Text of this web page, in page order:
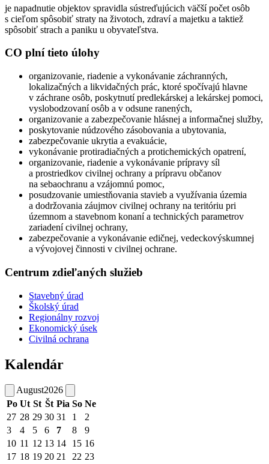
je napadnutie objektov spravidla sústreďujúcich väčší počet osôb
s cieľom spôsobiť straty na životoch, zdraví a majetku a taktiež
spôsobiť strach a paniku u obyvateľstva.
CO plní tieto úlohy
organizovanie, riadenie a vykonávanie záchranných,
lokalizačných a likvidačných prác, ktoré spočívajú hlavne
v záchrane osôb, poskytnutí predlekárskej a lekárskej pomoci,
vyslobodzovaní osôb a v odsune ranených,
organizovanie a zabezpečovanie hlásnej a informačnej služby,
poskytovanie núdzového zásobovania a ubytovania,
zabezpečovanie ukrytia a evakuácie,
vykonávanie protiradiačných a protichemických opatrení,
organizovanie, riadenie a vykonávanie prípravy síl
a prostriedkov civilnej ochrany a prípravu občanov
na sebaochranu a vzájomnú pomoc,
posudzovanie umiestňovania stavieb a využívania územia
a dodržovania záujmov civilnej ochrany na teritóriu pri
územnom a stavebnom konaní a technických parametrov
zariadení civilnej ochrany,
zabezpečovanie a vykonávanie edičnej, vedeckovýskumnej
a vývojovej činnosti v civilnej ochrane.
Centrum zdieľaných služieb
Stavebný úrad
Školský úrad
Regionálny rozvoj
Ekonomický úsek
Civilná ochrana
Kalendár
August2026
Po Ut St Št Pia So Ne
27 28 29 30 31 1
2
3
4 5 6 7 8
9
10 11 12 13 14 15 16
17 18 19 20 21 22 23